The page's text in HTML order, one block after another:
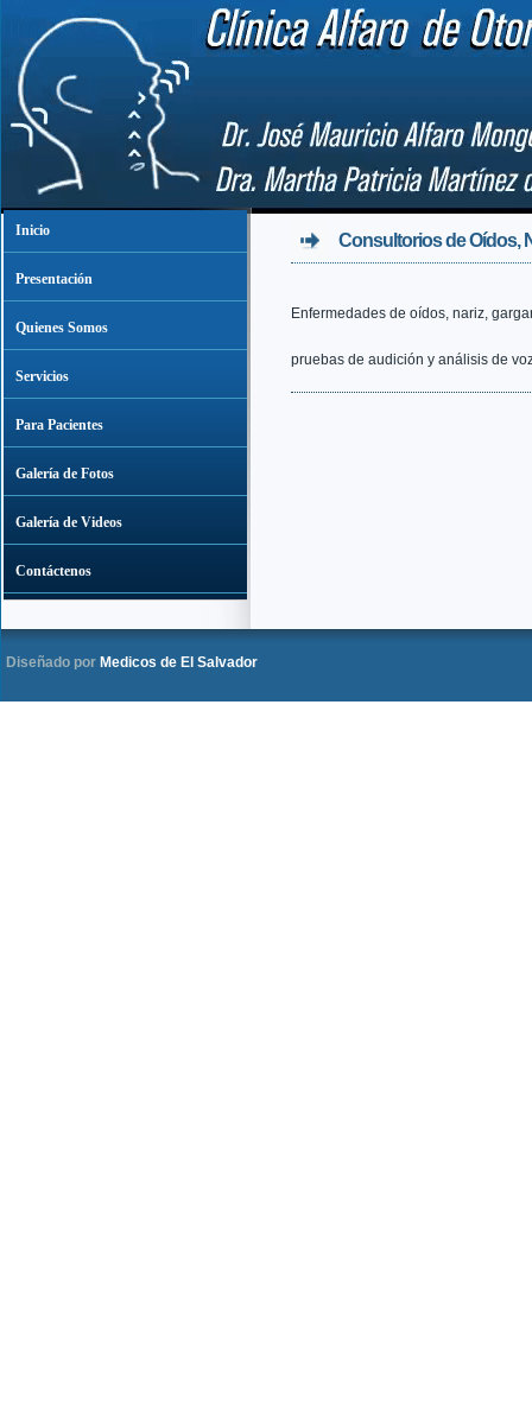
Inicio
Presentación
Quienes Somos
Servicios
Para Pacientes
Galería de Fotos
Galería de Videos
Contáctenos
Consultorios de Oídos,
Enfermedades de oídos, nariz,
pruebas de audición y análisis de
Diseñado por Medicos de El Salvador